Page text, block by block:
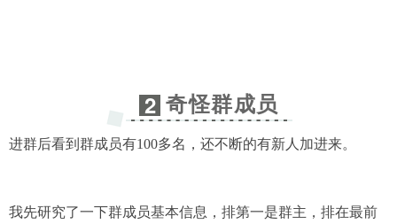
2 奇怪群成员
进群后看到群成员有100多名，还不断的有新人加进来。
我先研究了一下群成员基本信息， 排第一是群主，排在最前